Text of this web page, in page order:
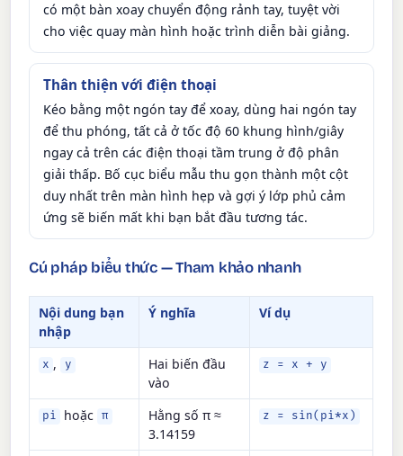
có một bàn xoay chuyển động rảnh tay, tuyệt vời
cho việc quay màn hình hoặc trình diễn bài giảng.
Thân thiện với điện thoại
Kéo bằng một ngón tay để xoay, dùng hai ngón tay
để thu phóng, tất cả ở tốc độ 60 khung hình/giây
ngay cả trên các điện thoại tầm trung ở độ phân
giải thấp. Bố cục biểu mẫu thu gọn thành một cột
duy nhất trên màn hình hẹp và gợi ý lớp phủ cảm
ứng sẽ biến mất khi bạn bắt đầu tương tác.
Cú pháp biểu thức — Tham khảo nhanh
Nội dung bạn
nhập
Ý nghĩa Ví dụ
x , y
Hai biến đầu
vào
z = x + y
pi hoặc π
Hằng số π ≈
3.14159
z = sin(pi*x)